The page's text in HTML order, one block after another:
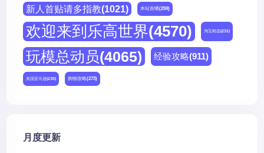
新人首贴请多指教(1021) 本站首晒(259)
欢迎来到乐高世界(4570) 淘宝精选(231)
玩模总动员(4065) 经验攻略(911)
美国亚马逊(230) 购物攻略(273)
月度更新